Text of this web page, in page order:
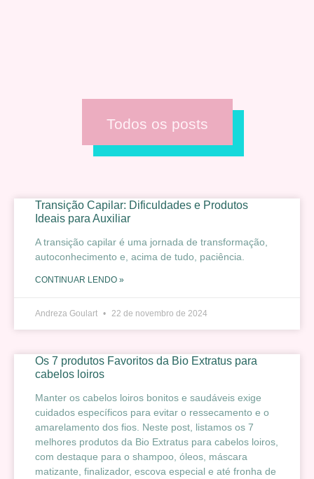
Todos os posts
Transição Capilar: Dificuldades e Produtos
Ideais para Auxiliar
A transição capilar é uma jornada de transformação,
autoconhecimento e, acima de tudo, paciência.
CONTINUAR LENDO »
Andreza Goulart 22 de novembro de 2024
Os 7 produtos Favoritos da Bio Extratus para
cabelos loiros
Manter os cabelos loiros bonitos e saudáveis exige
cuidados específicos para evitar o ressecamento e o
amarelamento dos fios. Neste post, listamos os 7
melhores produtos da Bio Extratus para cabelos loiros,
com destaque para o shampoo, óleos, máscara
matizante, finalizador, escova especial e até fronha de